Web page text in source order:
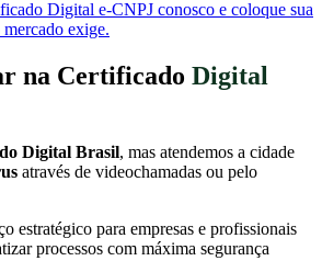
Digital e-CNPJ conosco e coloque sua
exige.
na Certificado Digital
Digital Brasil, mas atendemos a cidade
através de videochamadas ou pelo
estratégico para empresas e profissionais
processos com máxima segurança